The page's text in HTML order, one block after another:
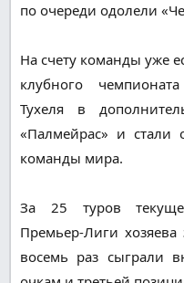
по очереди одолели
На счету команды уже
клубного
Тухеля в
«Палмейрас» и стали
команды мира.
За 25 туров
Премьер-Лиги
восемь раз сыграли